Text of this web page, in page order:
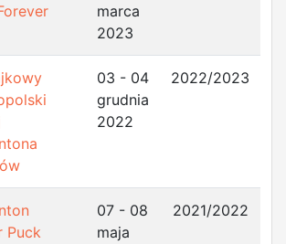
marca
2023
03 - 04
grudnia
2022
2022/2023
Puck
07 - 08
maja
2021/2022